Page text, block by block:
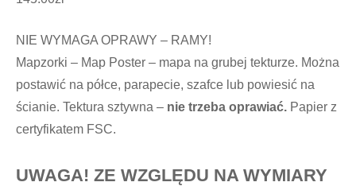
NIE WYMAGA OPRAWY – RAMY!
Mapzorki – Map Poster – mapa na grubej tekturze. Można
postawić na półce, parapecie, szafce lub powiesić na
ścianie. Tektura sztywna – nie trzeba oprawiać. Papier z
certyfikatem FSC.
UWAGA! ZE WZGLĘDU NA WYMIARY